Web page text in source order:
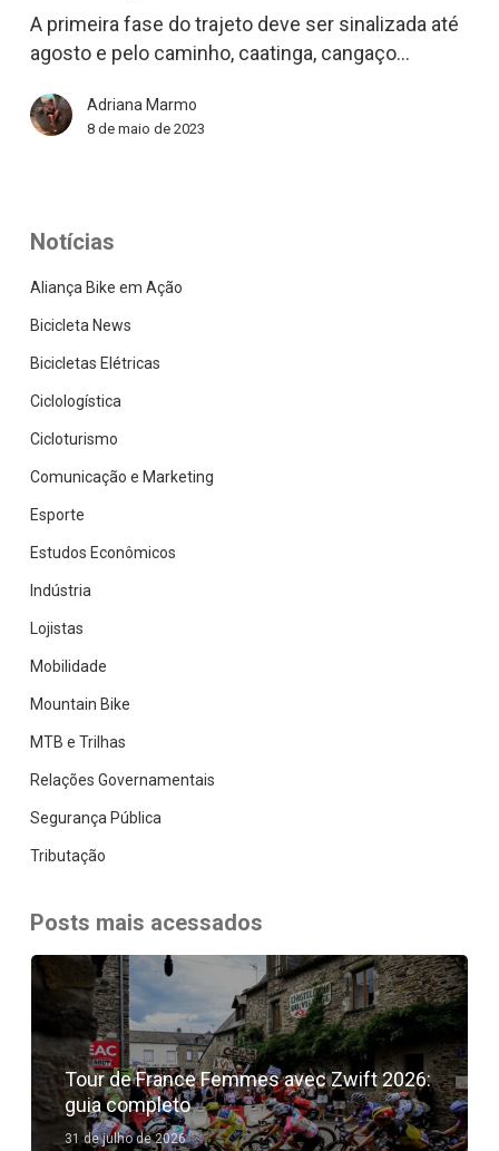
Bahia
homenageia
Bonita
A primeira fase do trajeto deve ser sinalizada até
agosto e pelo caminho, caatinga, cangaço…
Adriana Marmo
8 de maio de 2023
Notícias
Aliança Bike em Ação
Bicicleta News
Bicicletas Elétricas
Ciclologística
Cicloturismo
Comunicação e Marketing
Esporte
Estudos Econômicos
Indústria
Lojistas
Mobilidade
Mountain Bike
MTB e Trilhas
Relações Governamentais
Segurança Pública
Tributação
Posts mais acessados
Tour de France Femmes avec Zwift 2026:
guia completo
31 de julho de 2026